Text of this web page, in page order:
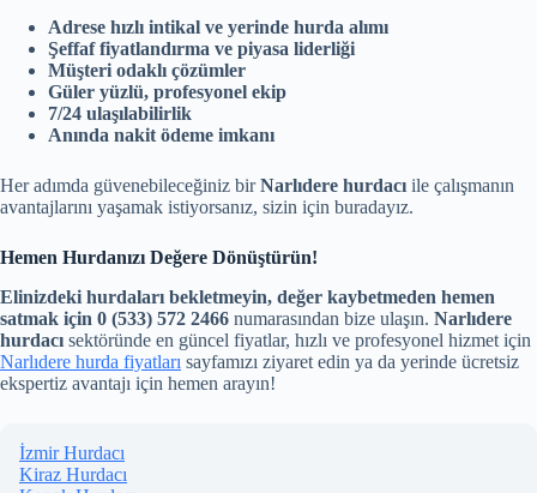
Adrese hızlı intikal ve yerinde hurda alımı
Şeffaf fiyatlandırma ve piyasa liderliği
Müşteri odaklı çözümler
Güler yüzlü, profesyonel ekip
7/24 ulaşılabilirlik
Anında nakit ödeme imkanı
Her adımda güvenebileceğiniz birNarlıdere hurdacı ile çalışmanın
avantajlarını yaşamak istiyorsanız, sizin için buradayız.
Hemen Hurdanızı Değere Dönüştürün!
Elinizdeki hurdaları bekletmeyin, değer kaybetmeden hemen
satmak için 0 (533) 572 2466 numarasından bize ulaşın. Narlıdere
hurdacı sektöründe en güncel fiyatlar, hızlı ve profesyonel hizmet için
Narlıdere hurda fiyatları sayfamızı ziyaret edin ya da yerinde ücretsiz
ekspertiz avantajı için hemen arayın!
İzmir Hurdacı
Kiraz Hurdacı